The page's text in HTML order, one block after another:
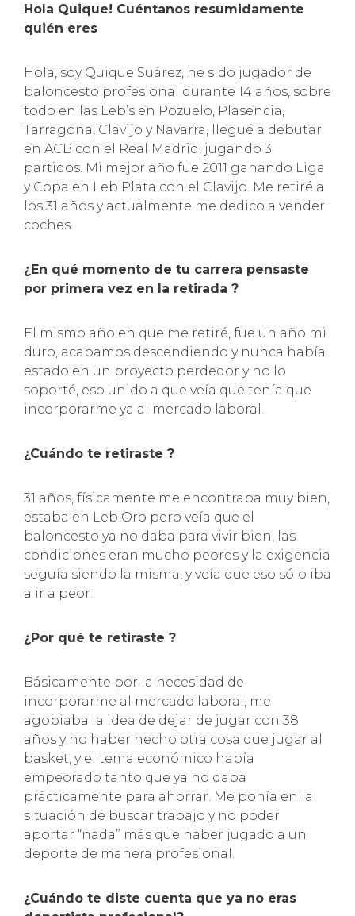
Hola Quique! Cuéntanos resumidamente
quién eres
Hola, soy Quique Suárez, he sido jugador de
baloncesto profesional durante 14 años, sobre
todo en las Leb’s en Pozuelo, Plasencia,
Tarragona, Clavijo y Navarra, llegué a debutar
en ACB con el Real Madrid, jugando 3
partidos. Mi mejor año fue 2011 ganando Liga
y Copa en Leb Plata con el Clavijo. Me retiré a
los 31 años y actualmente me dedico a vender
coches.
¿En qué momento de tu carrera pensaste
por primera vez en la retirada ?
El mismo año en que me retiré, fue un año mi
duro, acabamos descendiendo y nunca había
estado en un proyecto perdedor y no lo
soporté, eso unido a que veía que tenía que
incorporarme ya al mercado laboral.
¿Cuándo te retiraste ?
31 años, físicamente me encontraba muy bien,
estaba en Leb Oro pero veía que el
baloncesto ya no daba para vivir bien, las
condiciones eran mucho peores y la exigencia
seguía siendo la misma, y veía que eso sólo iba
a ir a peor.
¿Por qué te retiraste ?
Básicamente por la necesidad de
incorporarme al mercado laboral, me
agobiaba la idea de dejar de jugar con 38
años y no haber hecho otra cosa que jugar al
basket, y el tema económico había
empeorado tanto que ya no daba
prácticamente para ahorrar. Me ponía en la
situación de buscar trabajo y no poder
aportar “nada” más que haber jugado a un
deporte de manera profesional.
¿Cuándo te diste cuenta que ya no eras